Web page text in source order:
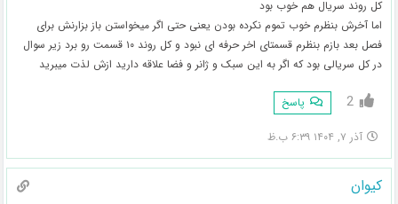
کل روند سریال هم خوب بود
اما آخرش بنظرم خوب تموم نکرده بودن یعنی حتی اگر میخواستن باز بزارنش برای
فصل بعد بازم بنظرم قسمتای اخر حرفه ای نبود و کل روند ۱۰ قسمت رو برد زیر سوال
در کل سریالی بود که اگر به این سبک و ژانر و فضا علاقه دارید ازش لذت میبرید
2 پاسخ
آذر ۷, ۱۴۰۴ ۶:۳۹ ب.ظ
کیوان